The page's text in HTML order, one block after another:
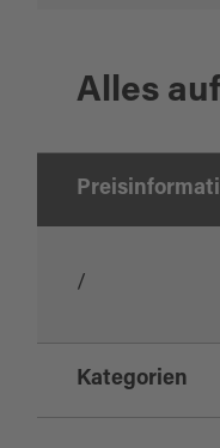
Alles
/
Kategorien